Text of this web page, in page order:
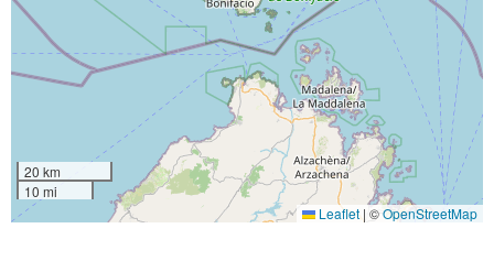
20 km
10 mi
Leaflet | ©OpenStreetMap